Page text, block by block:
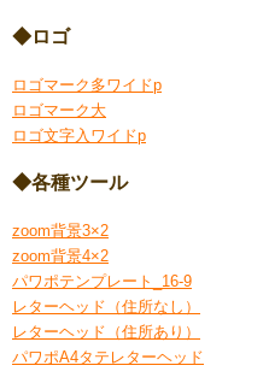
◆ロゴ
ロゴマーク多ワイドp
ロゴマーク大
ロゴ文字入ワイドp
◆各種ツール
zoom背景3×2
zoom背景4×2
パワポテンプレート_16-9
レターヘッド（住所なし）
レターヘッド（住所あり）
パワポA4タテレターヘッド